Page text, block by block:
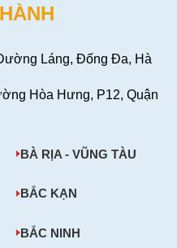
Láng, Đống Đa, Hà
Hòa Hưng, P12, Quận
BÀ RỊA - VŨNG TÀU
BẮC KẠN
BẮC NINH